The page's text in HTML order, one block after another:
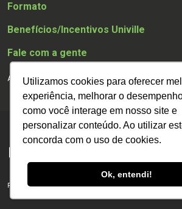
Utilizamos cookies para oferecer
experiência, melhorar o
como você interage em nosso site e
personalizar conteúdo. Ao utilizar
concorda com o uso de cookies.
Ok, entendi!
Formato
Benefícios/Incentivos Univille
Fale com a gente
Acessibilidade
Feito com Carinho porOWP- Powered bySupers|